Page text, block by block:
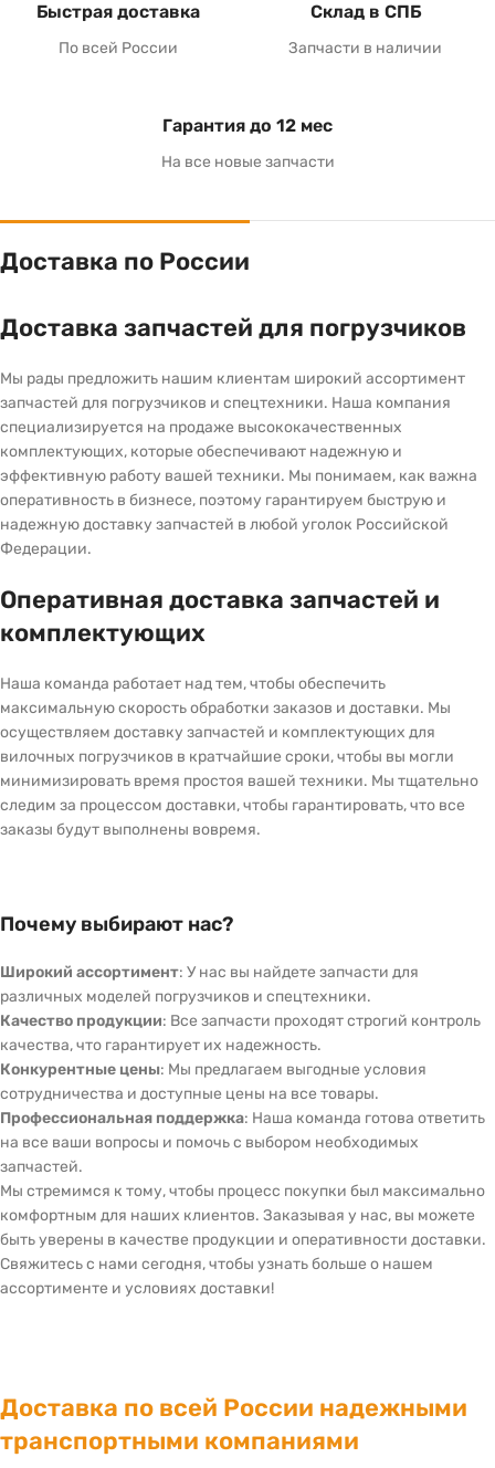
Быстрая доставка
По всей России
Склад в СПБ
Запчасти в наличии
Гарантия до 12 мес
На все новые запчасти
Доставка по России
Доставка запчастей для погрузчиков
Мы рады предложить нашим клиентам широкий ассортимент
запчастей для погрузчиков и спецтехники. Наша компания
специализируется на продаже высококачественных
комплектующих, которые обеспечивают надежную и
эффективную работу вашей техники. Мы понимаем, как важна
оперативность в бизнесе, поэтому гарантируем быструю и
надежную доставку запчастей в любой уголок Российской
Федерации.
Оперативная доставка запчастей и
комплектующих
Наша команда работает над тем, чтобы обеспечить
максимальную скорость обработки заказов и доставки. Мы
осуществляем доставку запчастей и комплектующих для
вилочных погрузчиков в кратчайшие сроки, чтобы вы могли
минимизировать время простоя вашей техники. Мы тщательно
следим за процессом доставки, чтобы гарантировать, что все
заказы будут выполнены вовремя.
Почему выбирают нас?
Широкий ассортимент: У нас вы найдете запчасти для
различных моделей погрузчиков и спецтехники.
Качество продукции: Все запчасти проходят строгий контроль
качества, что гарантирует их надежность.
Конкурентные цены: Мы предлагаем выгодные условия
сотрудничества и доступные цены на все товары.
Профессиональная поддержка: Наша команда готова ответить
на все ваши вопросы и помочь с выбором необходимых
запчастей.
Мы стремимся к тому, чтобы процесс покупки был максимально
комфортным для наших клиентов. Заказывая у нас, вы можете
быть уверены в качестве продукции и оперативности доставки.
Свяжитесь с нами сегодня, чтобы узнать больше о нашем
ассортименте и условиях доставки!
Доставка по всей России надежными
транспортными компаниями